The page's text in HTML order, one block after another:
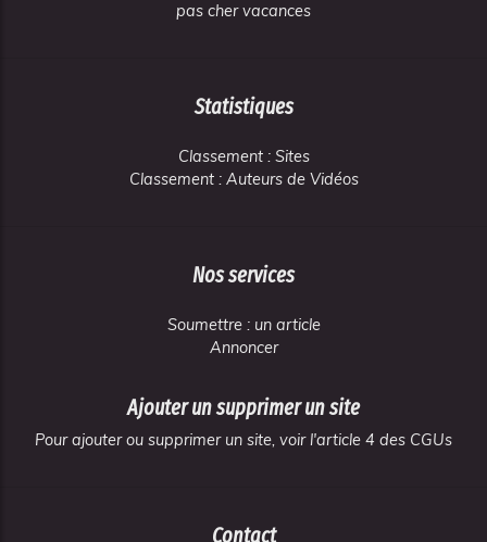
pas cher vacances
Statistiques
Classement : Sites
Classement : Auteurs de Vidéos
Nos services
Soumettre : un article
Annoncer
Ajouter un supprimer un site
Pour ajouter ou supprimer un site, voir l'article 4 des CGUs
Contact